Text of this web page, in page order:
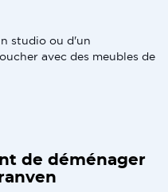
studio ou d'un
avec des meubles de
de déménager